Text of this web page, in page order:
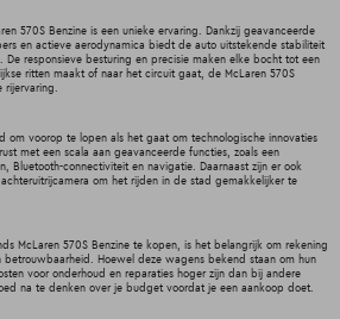
570S Benzine is een unieke ervaring. Dankzij geavanceerde
en actieve aerodynamica biedt de auto uitstekende stabiliteit
De responsieve besturing en precisie maken elke bocht tot een
ritten maakt of naar het circuit gaat, de McLaren 570S
rijervaring.
om voorop te lopen als het gaat om technologische innovaties
met een scala aan geavanceerde functies, zoals een
Bluetooth-connectiviteit en navigatie. Daarnaast zijn er ook
om het rijden in de stad gemakkelijker te
McLaren 570S Benzine te kopen, is het belangrijk om rekening
betrouwbaarheid. Hoewel deze wagens bekend staan om hun
voor onderhoud en reparaties hoger zijn dan bij andere
na te denken over je budget voordat je een aankoop doet.